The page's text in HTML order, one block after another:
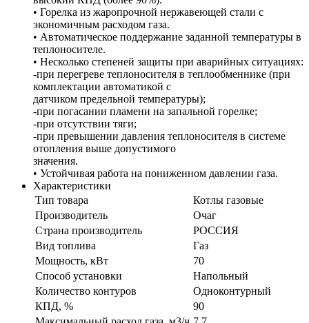
• Горелка из жаропрочной нержавеющей стали с
экономичным расходом газа.
• Автоматическое поддержание заданной температуры в
теплоносителе.
• Несколько степеней защиты при аварийных ситуациях:
-при перегреве теплоносителя в теплообменнике (при
комплектации автоматикой с
датчиком предельной температуры);
-при погасании пламени на запальной горелке;
-при отсутствии тяги;
-при превышении давления теплоносителя в системе
отопления выше допустимого
значения.
• Устойчивая работа на пониженном давлении газа.
Характеристики
Тип товара
Котлы газовые
Производитель
Очаг
Страна производитель
РОССИЯ
Вид топлива
Газ
Мощность, кВт
70
Способ установки
Напольный
Количество контуров
Одноконтурный
КПД, %
90